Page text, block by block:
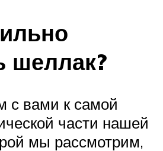
шеллак?
с вами к самой
части нашей
мы рассмотрим,